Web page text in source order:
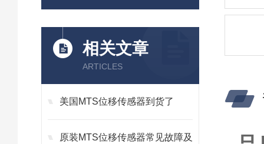
相关文章
ARTICLES
美国MTS位移传感器到货了
原装MTS位移传感器常见故障及